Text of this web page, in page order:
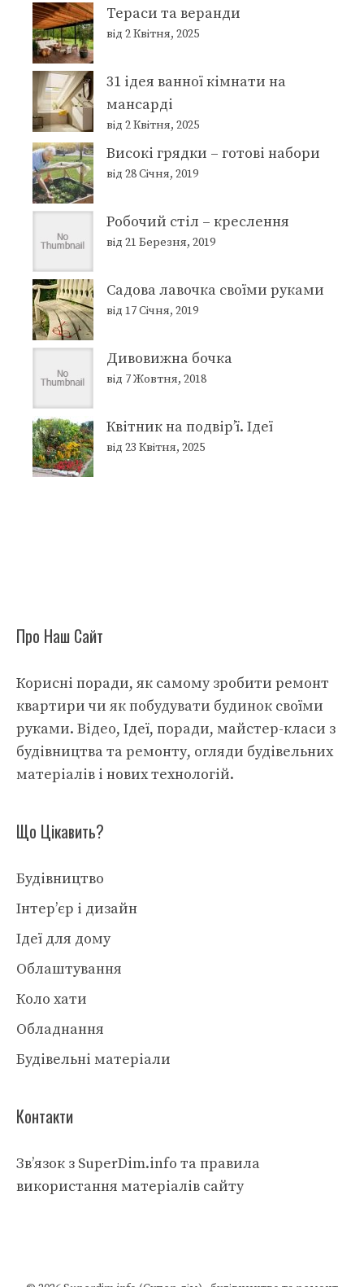
Тераси та веранди
від 2 Квітня, 2025
31 ідея ванної кімнати на
мансарді
від 2 Квітня, 2025
Високі грядки – готові набори
від 28 Січня, 2019
Робочий стіл – креслення
від 21 Березня, 2019
Садова лавочка своїми руками
від 17 Січня, 2019
Дивовижна бочка
від 7 Жовтня, 2018
Квітник на подвір’ї. Ідеї
від 23 Квітня, 2025
Про Наш Сайт
Корисні поради, як самому зробити ремонт
квартири чи як побудувати будинок своїми
руками. Відео, Ідеї, поради, майстер-класи з
будівництва та ремонту, огляди будівельних
матеріалів і нових технологій.
Що Цікавить?
Будівництво
Інтер’єр і дизайн
Ідеї для дому
Облаштування
Коло хати
Обладнання
Будівельні матеріали
Контакти
Зв’язок з SuperDim.info та правила
використання матеріалів сайту